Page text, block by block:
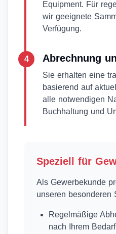
Equipment. Für
wir geeignete
Verfügung.
4 Abrechnung
Sie erhalten eine
basierend auf
alle notwendigen
Buchhaltung und
Speziell für
Als Gewerbekunde
unseren besonderen
Regelmäßige
nach Ihrem Bedarf